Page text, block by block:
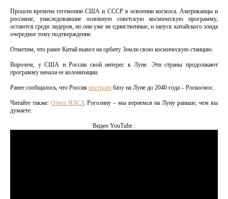
Прошли времена гегемонии США и СССР в освоении космоса. Американцы и
россияне, унаследовавшие основную советскую космическую программу,
остаются среди лидеров, но они уже не единственные, и запуск китайского зонда
очередное тому подтверждение.
Отметим, что ранее Китай вывел на орбиту Земли свою космическую станцию.
Впрочем, у США и России свой интерес к Луне. Эти страны продолжают
программу начала ее колонизации.
Ранее сообщалось, что Россия построит базу на Луне до 2040 года – Роскосмос.
Читайте также: Ответ НАСА Рогозину – мы вернемся на Луну раньше, чем вы
думаете.
Видео YouTube :